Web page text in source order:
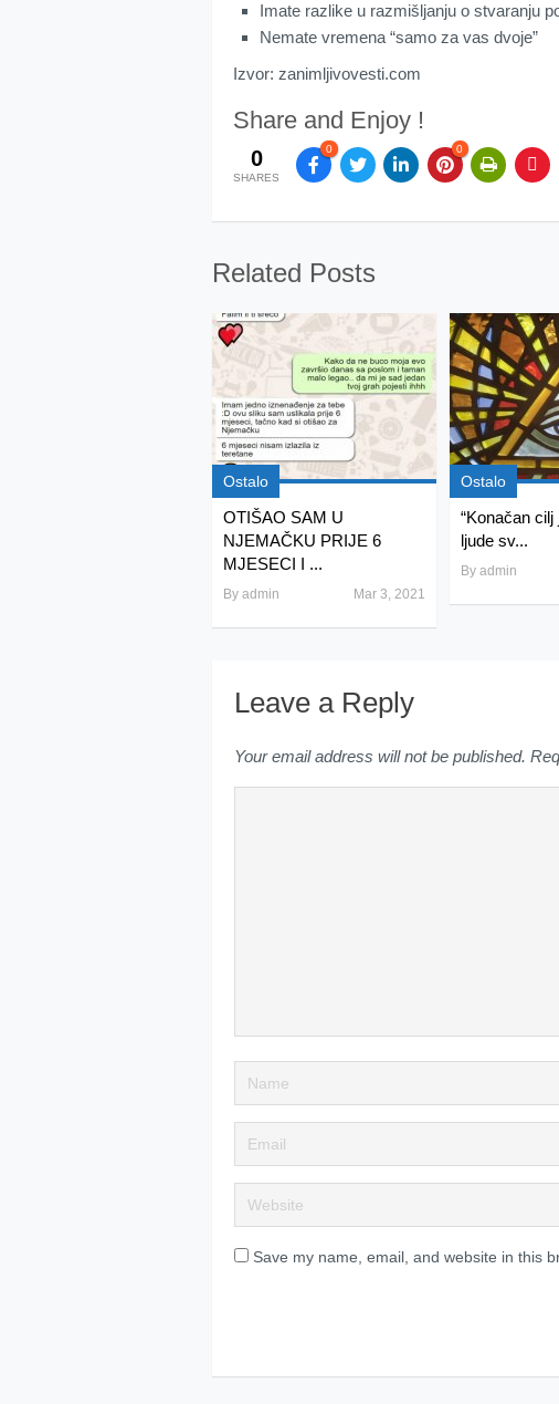
Imate razlike u razmišljanju o stvaranju
Nemate vremena “samo za vas dvoje”
Izvor: zanimljivovesti.com
Share and Enjoy !
0
SHARES
0 0
Related Posts
Ostalo
OTIŠAO SAM U
NJEMAČKU PRIJE 6
MJESECI I ...
By admin Mar 3, 2021
Ostalo
“Konačan
ljude sv...
By admin
Leave a Reply
Your email address will not be published.
Save my name, email, and website in this